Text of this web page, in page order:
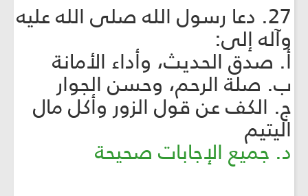
27. دعا رسول الله صلى الله عليه
وآله إلى:
أ. صدق الحديث، وأداء الأمانة
ب. صلة الرحم، وحسن الجوار
ج. الكف عن قول الزور وأكل مال
اليتيم
د. جميع الإجابات صحيحة